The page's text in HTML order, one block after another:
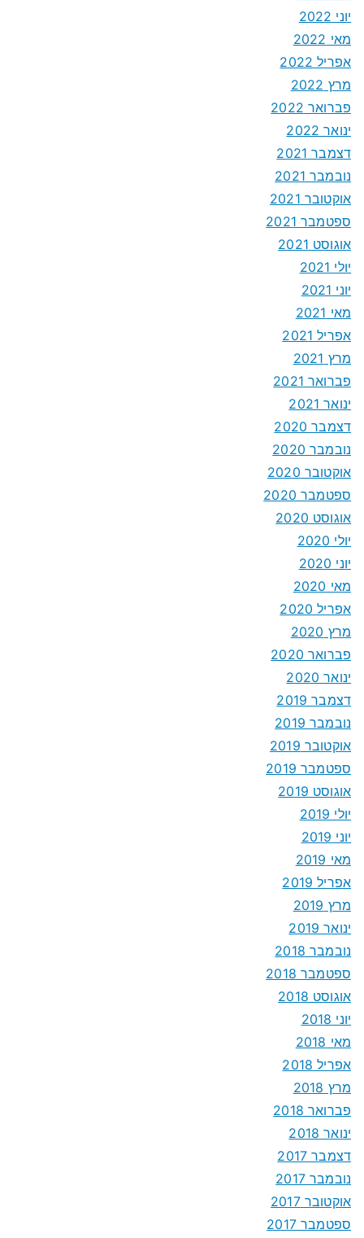
יוני 2022
מאי 2022
אפריל 2022
מרץ 2022
פברואר 2022
ינואר 2022
דצמבר 2021
נובמבר 2021
אוקטובר 2021
ספטמבר 2021
אוגוסט 2021
יולי 2021
יוני 2021
מאי 2021
אפריל 2021
מרץ 2021
פברואר 2021
ינואר 2021
דצמבר 2020
נובמבר 2020
אוקטובר 2020
ספטמבר 2020
אוגוסט 2020
יולי 2020
יוני 2020
מאי 2020
אפריל 2020
מרץ 2020
פברואר 2020
ינואר 2020
דצמבר 2019
נובמבר 2019
אוקטובר 2019
ספטמבר 2019
אוגוסט 2019
יולי 2019
יוני 2019
מאי 2019
אפריל 2019
מרץ 2019
ינואר 2019
נובמבר 2018
ספטמבר 2018
אוגוסט 2018
יוני 2018
מאי 2018
אפריל 2018
מרץ 2018
פברואר 2018
ינואר 2018
דצמבר 2017
נובמבר 2017
אוקטובר 2017
ספטמבר 2017